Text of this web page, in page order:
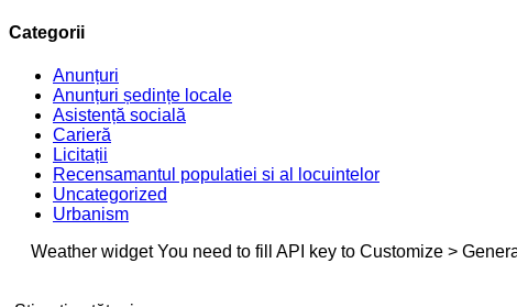
Categorii
Anunțuri
Anunțuri ședințe locale
Asistență socială
Carieră
Licitații
Recensamantul populatiei si al locuintelor
Uncategorized
Urbanism
Weather widgetYou need to fill API key to Customize >